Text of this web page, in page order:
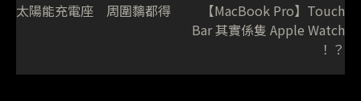
太陽能充電座 周圍黐都得
【MacBook Pro】Touch
Bar 其實係隻 Apple Watch
！？